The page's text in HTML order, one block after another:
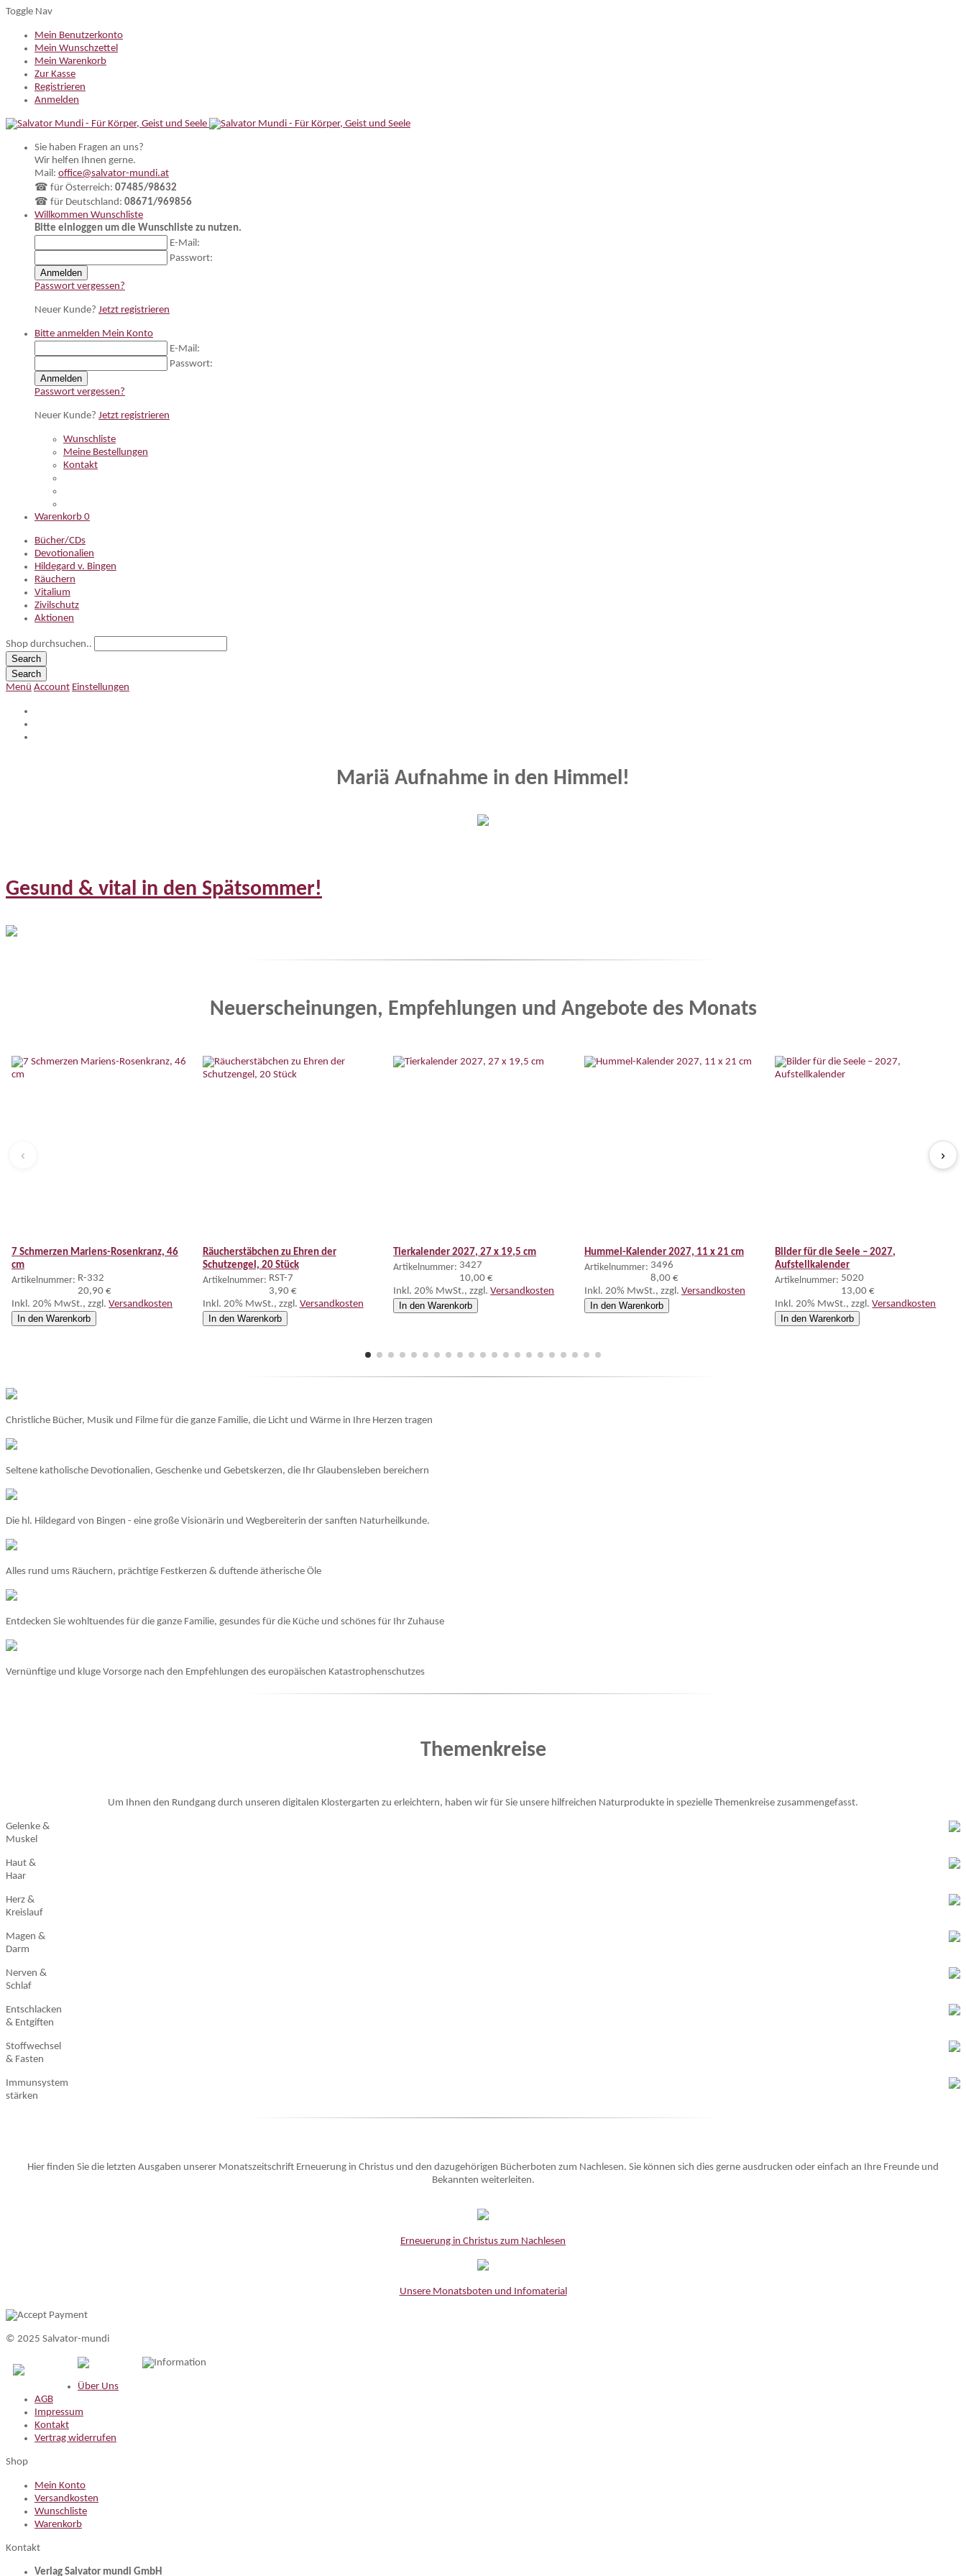
Toggle Nav
Mein Benutzerkonto
Mein Wunschzettel
Mein Warenkorb
Zur Kasse
Registrieren
Anmelden
Sie haben Fragen an uns?
Wir helfen Ihnen gerne.
Mail: office@salvator-mundi.at
☎ für Österreich: 07485/98632
☎ für Deutschland: 08671/969856
Willkommen Wunschliste
Bitte einloggen um die Wunschliste zu nutzen.
E-Mail:
Passwort:
Anmelden
Passwort vergessen?
Neuer Kunde? Jetzt registrieren
Bitte anmelden Mein Konto
E-Mail:
Passwort:
Anmelden
Passwort vergessen?
Neuer Kunde? Jetzt registrieren
Wunschliste
Meine Bestellungen
Kontakt
Warenkorb 0
Bücher/CDs
Devotionalien
Hildegard v. Bingen
Räuchern
Vitalium
Zivilschutz
Aktionen
Shop durchsuchen..
Search
Search
Menü Account Einstellungen
Mariä Aufnahme in den Himmel!
Gesund & vital in den Spätsommer!
Neuerscheinungen, Empfehlungen und Angebote des Monats
‹
7 Schmerzen Mariens-Rosenkranz, 46
cm
Artikelnummer: R-332
20,90 €
Inkl. 20% MwSt., zzgl. Versandkosten
In den Warenkorb
Räucherstäbchen zu Ehren der
Schutzengel, 20 Stück
Artikelnummer: RST-7
3,90 €
Inkl. 20% MwSt., zzgl. Versandkosten
In den Warenkorb
Tierkalender 2027, 27 x 19,5 cm
Artikelnummer: 3427
10,00 €
Inkl. 20% MwSt.,zzgl.Versandkosten
In den Warenkorb
Hummel-Kalender 2027, 11 x 21 cm
Artikelnummer: 3496
8,00 €
Inkl. 20% MwSt., zzgl. Versandkosten
In den Warenkorb
Bilder für die Seele – 2027,
Aufstellkalender
Artikelnummer: 5020
13,00 €
Inkl. 20% MwSt.,zzgl.Versandkosten
In den Warenkorb
›
Christliche Bücher, Musik und Filme für die ganze Familie, die Licht und Wärme in Ihre Herzen tragen
Seltene katholische Devotionalien, Geschenke und Gebetskerzen, die Ihr Glaubensleben bereichern
Die hl. Hildegard von Bingen - eine große Visionärin und Wegbereiterin der sanften Naturheilkunde.
Alles rund ums Räuchern, prächtige Festkerzen & duftende ätherische Öle
Entdecken Sie wohltuendes für die ganze Familie, gesundes für die Küche und schönes für Ihr Zuhause
Vernünftige und kluge Vorsorge nach den Empfehlungen des europäischen Katastrophenschutzes
Themenkreise
Um Ihnen den Rundgang durch unseren digitalen Klostergarten zu erleichtern, haben wir für Sie unsere hilfreichen Naturprodukte in spezielle Themenkreise zusammengefasst.
Gelenke &
Muskel
Haut &
Haar
Herz &
Kreislauf
Magen &
Darm
Nerven &
Schlaf
Entschlacken
& Entgiften
Stoffwechsel
& Fasten
Immunsystem
stärken
Hier finden Sie die letzten Ausgaben unserer Monatszeitschrift Erneuerung in Christus und den dazugehörigen Bücherboten zum Nachlesen. Sie können sich dies gerne ausdrucken oder einfach an Ihre Freunde und
Bekannten weiterleiten.
Erneuerung in Christus zum Nachlesen
Unsere Monatsboten und Infomaterial
© 2025 Salvator-mundi
Information
Über Uns
AGB
Impressum
Kontakt
Vertrag widerrufen
Shop
Mein Konto
Versandkosten
Wunschliste
Warenkorb
Kontakt
Verlag Salvator mundi GmbH